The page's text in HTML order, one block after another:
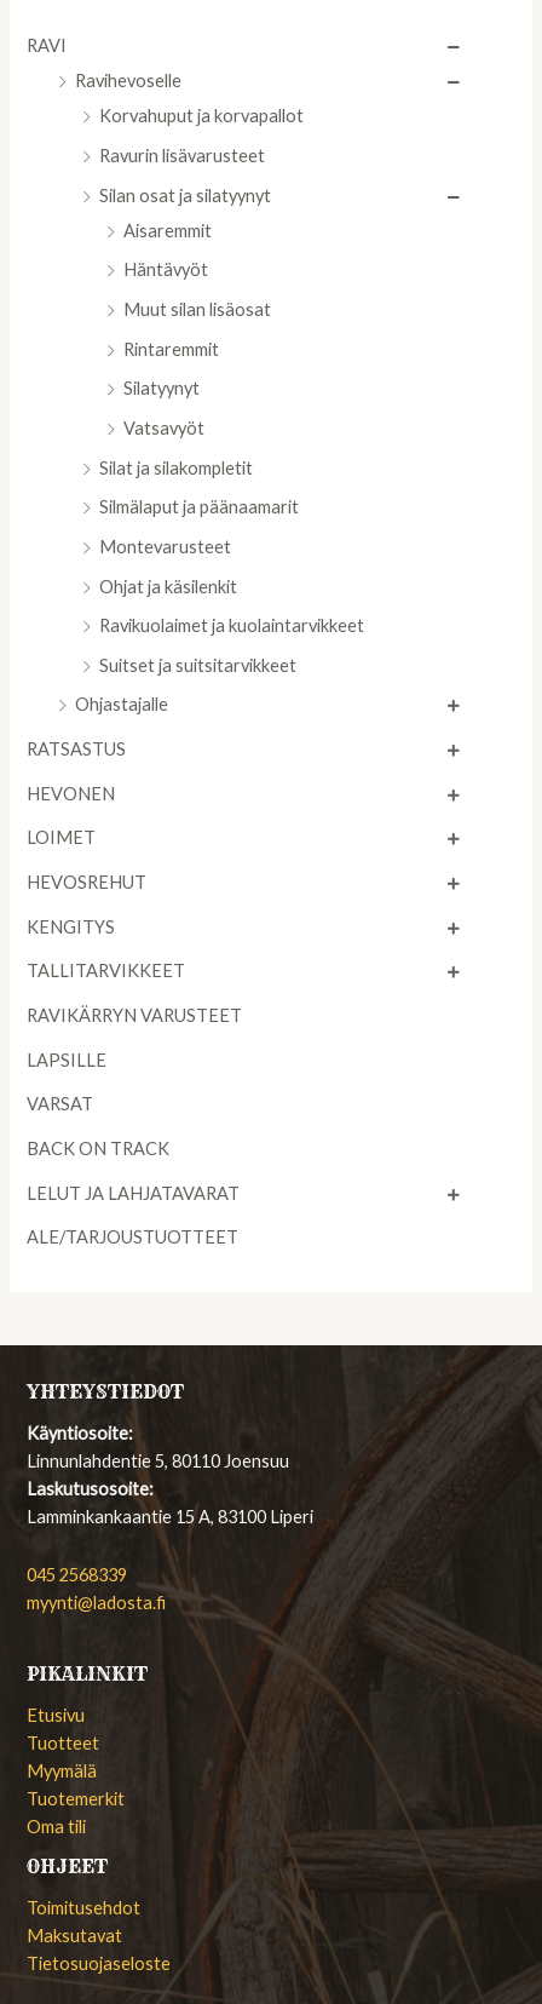
RAVI
Ravihevoselle
Korvahuput ja korvapallot
Ravurin lisävarusteet
Silan osat ja silatyynyt
Aisaremmit
Häntävyöt
Muut silan lisäosat
Rintaremmit
Silatyynyt
Vatsavyöt
Silat ja silakompletit
Silmälaput ja päänaamarit
Montevarusteet
Ohjat ja käsilenkit
Ravikuolaimet ja kuolaintarvikkeet
Suitset ja suitsitarvikkeet
Ohjastajalle
RATSASTUS
HEVONEN
LOIMET
HEVOSREHUT
KENGITYS
TALLITARVIKKEET
RAVIKÄRRYN VARUSTEET
LAPSILLE
VARSAT
BACK ON TRACK
LELUT JA LAHJATAVARAT
ALE/TARJOUSTUOTTEET
YHTEYSTIEDOT
Käyntiosoite:
Linnunlahdentie 5, 80110 Joensuu
Laskutusosoite:
Lamminkankaantie 15 A, 83100 Liperi
045 2568339
myynti@ladosta.fi
PIKALINKIT
Etusivu
Tuotteet
Myymälä
Tuotemerkit
Oma tili
OHJEET
Toimitusehdot
Maksutavat
Tietosuojaseloste